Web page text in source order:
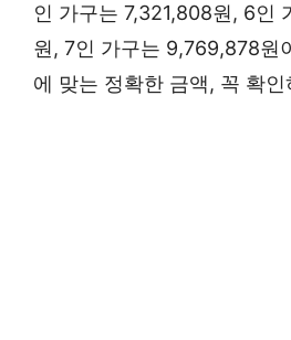
인 가구는 7,321,808원, 6인
원, 7인 가구는 9,769,878원
에 맞는 정확한 금액, 꼭 확인